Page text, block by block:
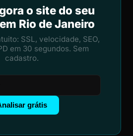
o site do seu
Rio de Janeiro
SSL, velocidade, SEO,
em 30 segundos. Sem
cadastro.
grátis